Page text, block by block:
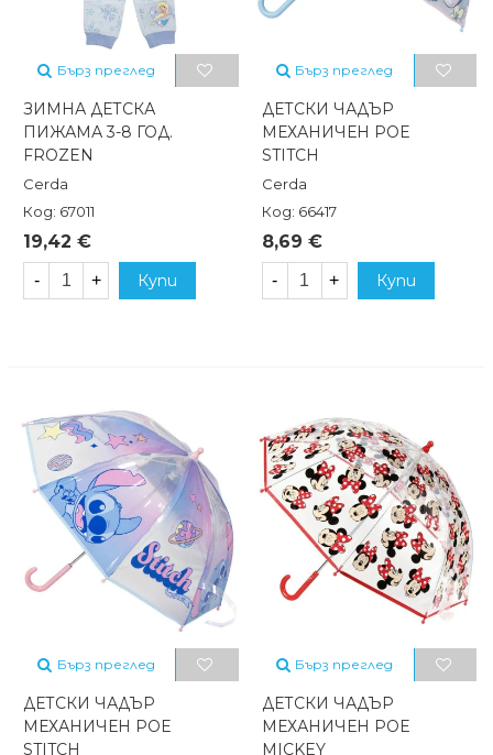
Бърз преглед
ЗИМНА ДЕТСКА
ПИЖАМА 3-8 ГОД.
FROZEN
Cerda
Код: 67011
19,42 €
- + Купи
Бърз преглед
ДЕТСКИ ЧАДЪР
МЕХАНИЧЕН POE
STITCH
Cerda
Код: 66417
8,69 €
- + Купи
Бърз преглед
ДЕТСКИ ЧАДЪР
МЕХАНИЧЕН POE
STITCH
Бърз преглед
ДЕТСКИ ЧАДЪР
МЕХАНИЧЕН POE
MICKEY